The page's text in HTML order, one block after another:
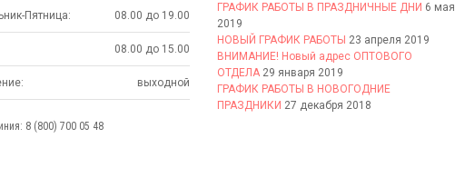
Пятница: 08.00 до 19.00
08.00 до 15.00
выходной
8 (800) 700 05 48
ГРАФИК РАБОТЫ В ПРАЗДНИЧНЫЕ ДНИ 6 мая
2019
НОВЫЙ ГРАФИК РАБОТЫ 23 апреля 2019
ВНИМАНИЕ! Новый адрес ОПТОВОГО
ОТДЕЛА 29 января 2019
ГРАФИК РАБОТЫ В НОВОГОДНИЕ
ПРАЗДНИКИ 27 декабря 2018